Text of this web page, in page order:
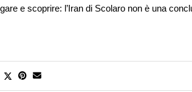
e scoprire: l’Iran di Scolaro non è una